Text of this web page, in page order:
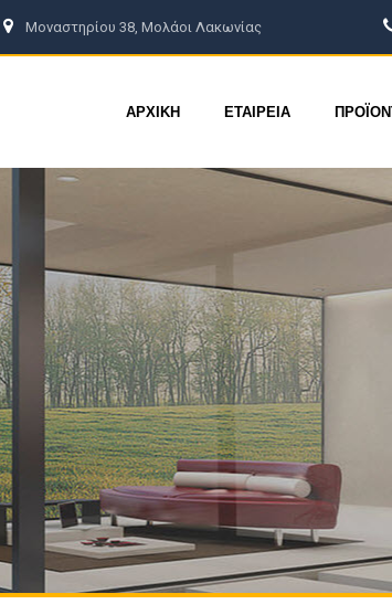
Μοναστηρίου 38, Μολάοι Λακωνίας
ΑΡΧΙΚΗ ΕΤΑΙΡΕΙΑ